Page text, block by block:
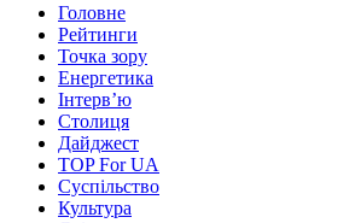
Головне
Рейтинги
Точка зору
Енергетика
Інтерв’ю
Столиця
Дайджест
TOP For UA
Суспiльство
Культура